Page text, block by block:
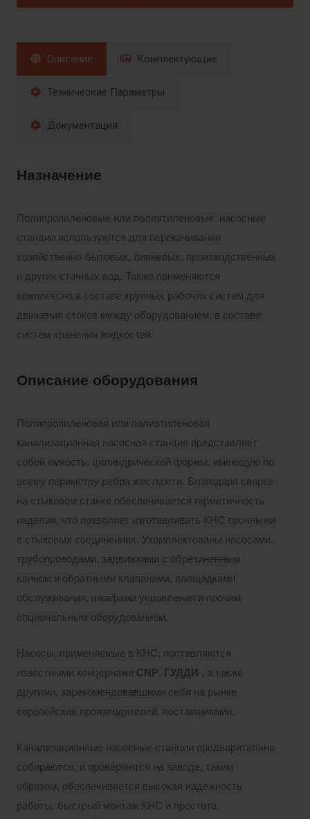
Описание Комплектующие
Технические Параметры
Документация
Назначение
Полипропиленовые или полиэтиленовые насосные
станции используются для перекачивания
хозяйственно-бытовых, ливневых, производственных
и других сточных вод. Также применяются
комплексно в составе крупных рабочих систем для
движения стоков между оборудованием, в составе
систем хранения жидкостей.
Описание оборудования
Полипропиленовая или полиэтиленовая
канализационная насосная станция представляет
собой емкость, цилиндрической формы, имеющую по
всему периметру ребра жесткости. Благодаря сварке
на стыковом станке обеспечивается герметичность
изделия, что позволяет изготавливать КНС прочными
в стыковых соединениях. Укомплектованы насосами,
трубопроводами, задвижками с обрезиненным
клином и обратными клапанами, площадками
обслуживания, шкафами управления и прочим
опциональным оборудованием.
Насосы, применяемые в КНС, поставляются
известными концернами CNP, ГУДДИ , а также
другими, зарекомендовавшими себя на рынке
европейских производителей, поставщиками.
Канализационные насосные станции предварительно
собираются, и проверяются на заводе, таким
образом, обеспечивается высокая надежность
работы, быстрый монтаж КНС и простота